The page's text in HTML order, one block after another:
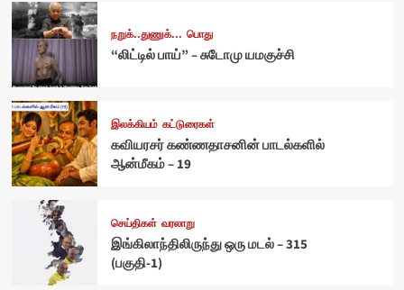
நறுக்..துணுக்... பொது
“லிட்டில் பாய்” – சுடோமு யமகுச்சி
இலக்கியம் கட்டுரைகள்
கவியரசர் கண்ணதாசனின் பாடல்களில்
ஆன்மீகம் – 19
செய்திகள் வரலாறு
இங்கிலாந்திலிருந்து ஒரு மடல் – 315
(பகுதி-1)